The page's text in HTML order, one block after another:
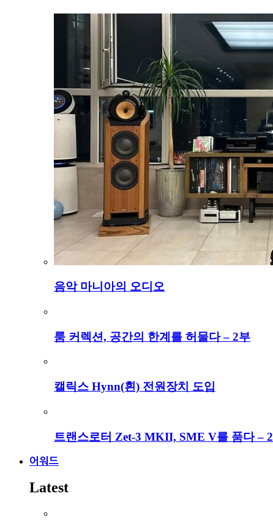
음악 마니아의 오디오
룸 커렉션, 공간의 한계를 허물다 – 2부
캘릭스 Hynn(흰) 전원장치 도입
트랜스로터 Zet-3 MKII, SME V를 품다 – 2
어워드
Latest